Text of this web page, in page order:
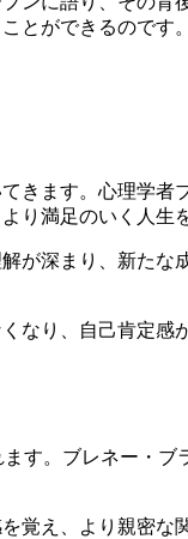
とができるのです。
きます。心理学者
満足のいく人生
が深まり、新たな
なり、自己肯定感
す。ブレネー・
覚え、より親密な